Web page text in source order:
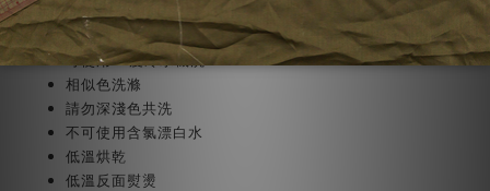
165cm/ 50kgs / Free size
| 注意事項 |
可使用30度冷水機洗
相似色洗滌
請勿深淺色共洗
不可使用含氯漂白水
低溫烘乾
低溫反面熨燙